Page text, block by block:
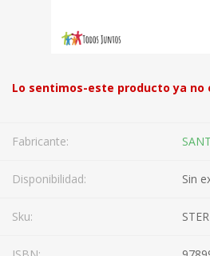
Lo sentimos-este producto ya no
Fabricante:
Disponibilidad: Sin
Sku: